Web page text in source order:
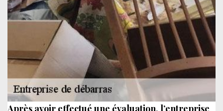
Après avoir effectué une évaluation, l’entreprise